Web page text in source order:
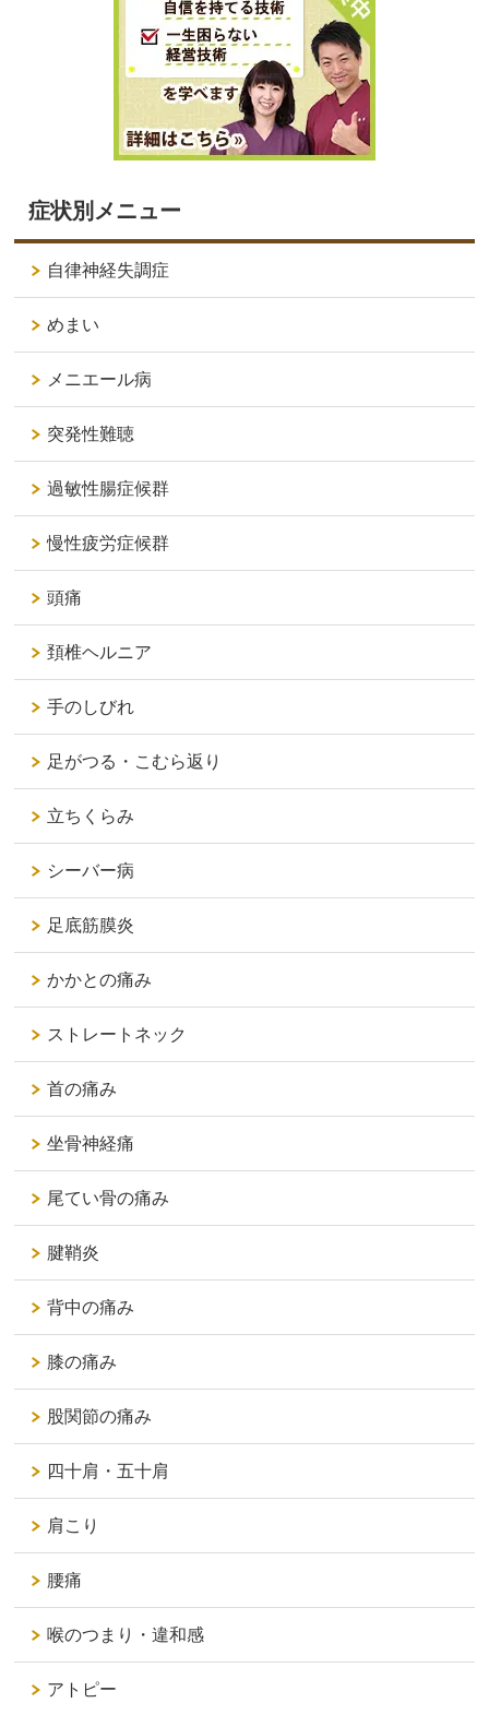
症状別メニュー
自律神経失調症
めまい
メニエール病
突発性難聴
過敏性腸症候群
慢性疲労症候群
頭痛
頚椎ヘルニア
手のしびれ
足がつる・こむら返り
立ちくらみ
シーバー病
足底筋膜炎
かかとの痛み
ストレートネック
首の痛み
坐骨神経痛
尾てい骨の痛み
腱鞘炎
背中の痛み
膝の痛み
股関節の痛み
四十肩・五十肩
肩こり
腰痛
喉のつまり・違和感
アトピー